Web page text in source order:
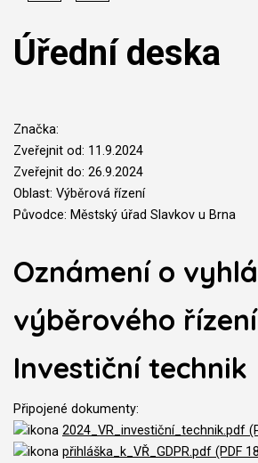
Úřední deska
Značka:
Zveřejnit od: 11.9.2024
Zveřejnit do: 26.9.2024
Oblast: Výběrová řízení
Původce: Městský úřad Slavkov u Brna
Oznámení o
výběrového
Investiční technik
Připojené dokumenty:
2024_VR_investiční_technik.pdf
přihláška_k_VŘ_GDPR.pdf (PDF